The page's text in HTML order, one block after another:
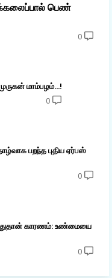
பெண்
0
மாம்பழம்...!
0
பறந்த புதிய ஏர்பஸ்
0
இதுதான் காரணம்: உண்மையை
0